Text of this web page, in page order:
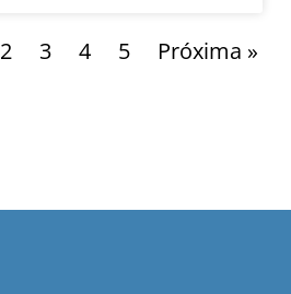
2 3 4 5 Próxima »